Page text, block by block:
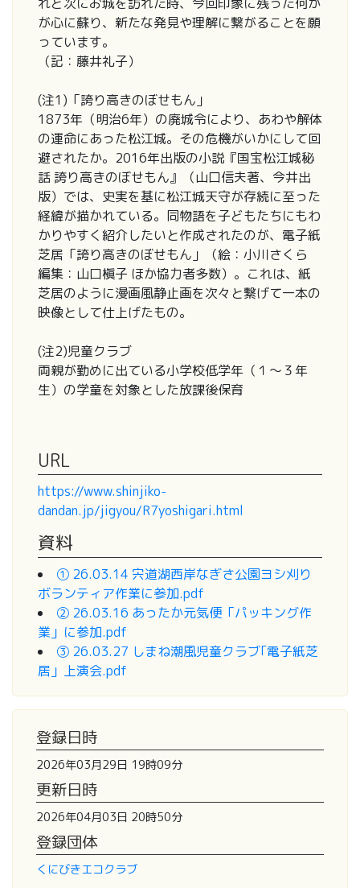
が心に蘇り、新たな発見や理解に繋がることを願
っています。
（記：藤井礼子）
(注1)「誇り高きのぼせもん」
1873年（明治6年）の廃城令により、あわや解体
の運命にあった松江城。その危機がいかにして回
避されたか。2016年出版の小説『国宝松江城秘
話 誇り高きのぼせもん』（山口信夫著、今井出
版）では、史実を基に松江城天守が存続に至った
経緯が描かれている。同物語を子どもたちにもわ
かりやすく紹介したいと作成されたのが、電子紙
芝居「誇り高きのぼせもん」（絵：小川さくら
編集：山口槇子 ほか協力者多数）。これは、紙
芝居のように漫画風静止画を次々と繋げて一本の
映像として仕上げたもの。
(注2)児童クラブ
両親が勤めに出ている小学校低学年（１〜３年
生）の学童を対象とした放課後保育
URL
https://www.shinjiko-
dandan.jp/jigyou/R7yoshigari.html
資料
① 26.03.14 宍道湖西岸なぎさ公園ヨシ刈り
ボランティア作業に参加.pdf
② 26.03.16 あったか元気便「パッキング作
業」に参加.pdf
③ 26.03.27 しまね潮風児童クラブ｢電子紙芝
居」上演会.pdf
登録日時
2026年03月29日 19時09分
更新日時
2026年04月03日 20時50分
登録団体
くにびきエコクラブ